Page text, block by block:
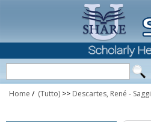
Home / (Tutto) >> Descartes, René - Saggi